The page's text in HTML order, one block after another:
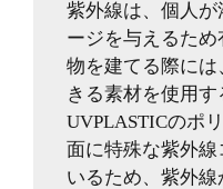
紫外線は、個人が
ージを与えるた
物を建てる際に
きる素材を使用す
UVPLASTICのポ
面に特殊な紫外
いるため、紫外線